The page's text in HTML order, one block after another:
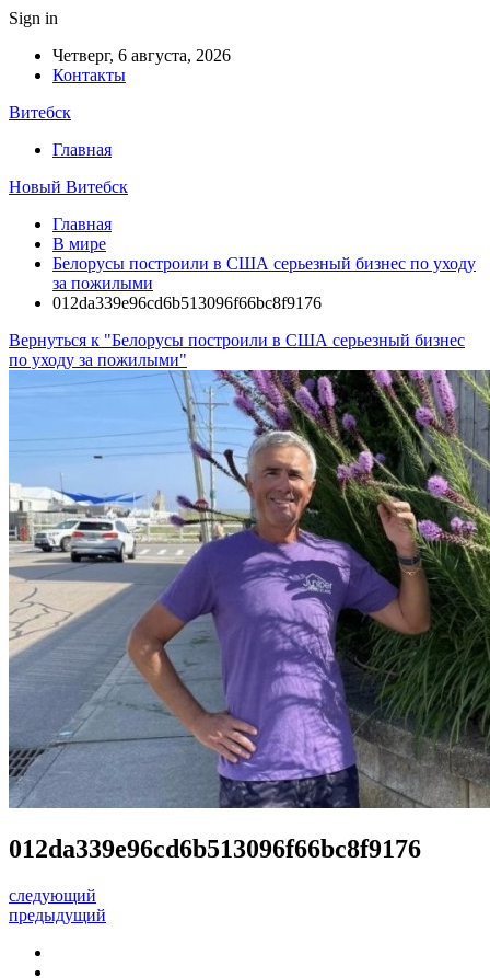
Sign in
Четверг, 6 августа, 2026
Контакты
Витебск
Главная
Новый Витебск
Главная
В мире
Белорусы построили в США серьезный бизнес по уходу
за пожилыми
012da339e96cd6b513096f66bc8f9176
Вернуться к "Белорусы построили в США серьезный бизнес
по уходу за пожилыми"
012da339e96cd6b513096f66bc8f9176
следующий
предыдущий